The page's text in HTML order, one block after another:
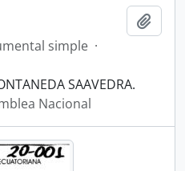
simple ·
SAAVEDRA.
Nacional